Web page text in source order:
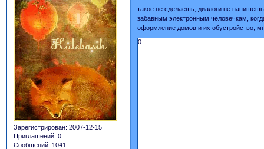
Зарегистрирован: 2007-12-15
Приглашений: 0
Сообщений: 1041
такое не сделаешь, диалоги не
забавным электронным человечкам,
оформление домов и их обустройство,
0